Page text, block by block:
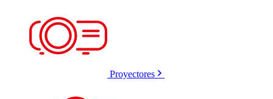
Proyectores